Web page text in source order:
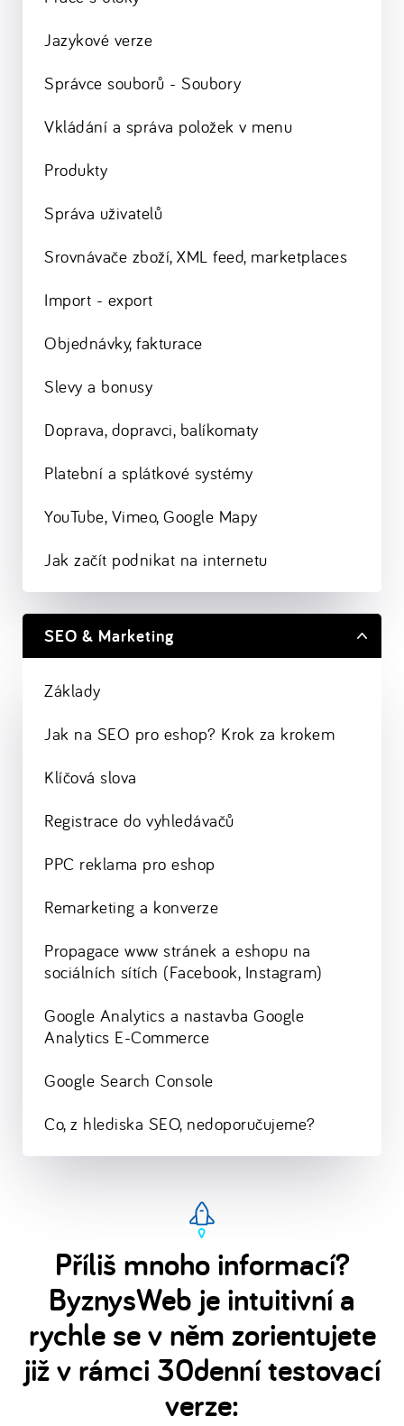
Jazykové verze
Správce souborů - Soubory
Vkládání a správa položek v menu
Produkty
Správa uživatelů
Srovnávače zboží, XML feed, marketplaces
Import - export
Objednávky, fakturace
Slevy a bonusy
Doprava, dopravci, balíkomaty
Platební a splátkové systémy
YouTube, Vimeo, Google Mapy
Jak začít podnikat na internetu
SEO & Marketing
Základy
Jak na SEO pro eshop? Krok za krokem
Klíčová slova
Registrace do vyhledávačů
PPC reklama pro eshop
Remarketing a konverze
Propagace www stránek a eshopu na
sociálních sítích (Facebook, Instagram)
Google Analytics a nastavba Google
Analytics E-Commerce
Google Search Console
Co, z hlediska SEO, nedoporučujeme?
Příliš mnoho informací?
ByznysWeb je intuitivní a
rychle se v něm zorientujete
již v rámci 30denní testovací
verze: